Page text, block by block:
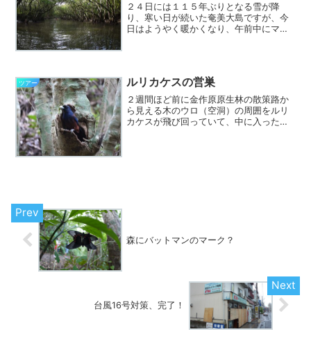
２４日には１１５年ぶりとなる雪が降
り、寒い日が続いた奄美大島ですが、今
日はようやく暖かくなり、午前中にマン
ツアー ルリカケスの営巣
２週間ほど前に金作原原生林の散策路か
ら見える木のウロ（空洞）の周囲をルリ
カケスが飛び回っていて、中に入ったり
森にバットマンのマーク？
台風16号対策、完了！